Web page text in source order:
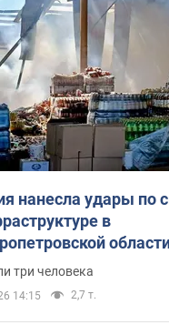
нанесла удары по
в
и раненые. Фото
три человека
14:15 2,7 т.